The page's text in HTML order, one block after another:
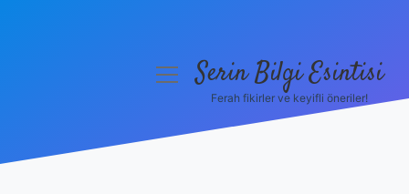
menüyüSerin Bilgi Esintisi
Ferah fikirler ve keyifli öneriler!